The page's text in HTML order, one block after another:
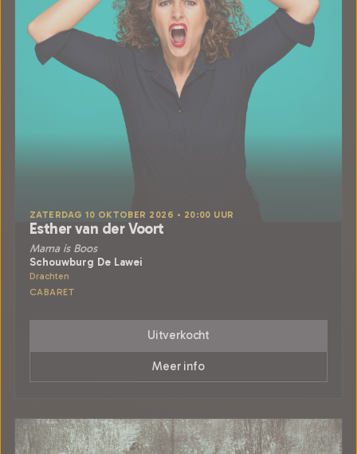
ZATERDAG 10 OKTOBER 2026 • 20:00 UUR
Esther van der Voort
Mama is Boos
Schouwburg De Lawei
Drachten
CABARET
Uitverkocht
Meer info